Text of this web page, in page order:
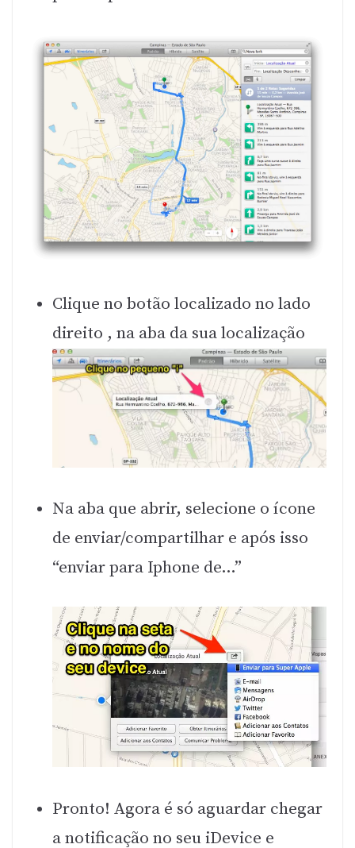
Clique no botão localizado no lado
direito , na aba da sua localização
Na aba que abrir, selecione o ícone
de enviar/compartilhar e após isso
“enviar para Iphone de…”
Pronto! Agora é só aguardar chegar
a notificação no seu iDevice e